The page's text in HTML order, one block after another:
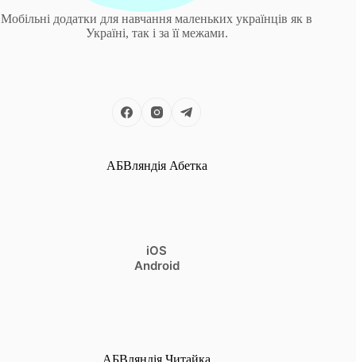
Мобільні додатки для навчання маленьких українців як в
Україні, так і за її межами.
АБВляндія Абетка
iOS
Android